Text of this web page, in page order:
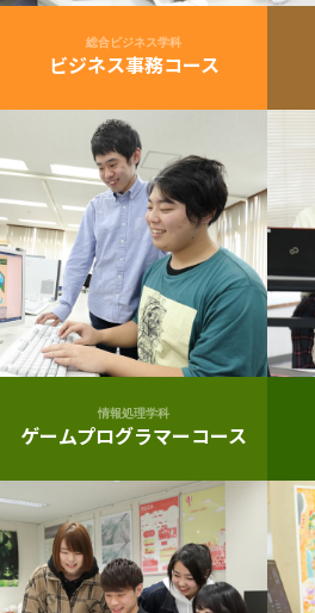
総合ビジネス学科
ビジネス事務コース
情報処理学科
ゲームプログラマーコース